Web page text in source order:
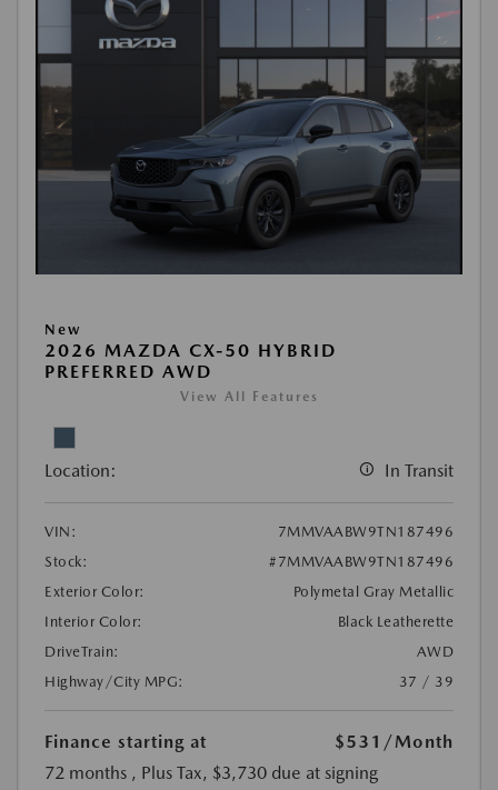
New
2026 MAZDA CX-50 HYBRID
PREFERRED AWD
View All Features
Location: In Transit
VIN:
7MMVAABW9TN187496
Stock:
#7MMVAABW9TN187496
Exterior Color:
Polymetal Gray Metallic
Interior Color:
Black Leatherette
DriveTrain:
AWD
Highway/City MPG:
37 / 39
Finance starting at $531 /Month
72 months , Plus Tax, $3,730 due at signing